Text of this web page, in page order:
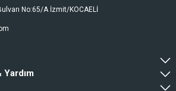
memnun
bir bir
No:65/A İzmit/KOCAELİ